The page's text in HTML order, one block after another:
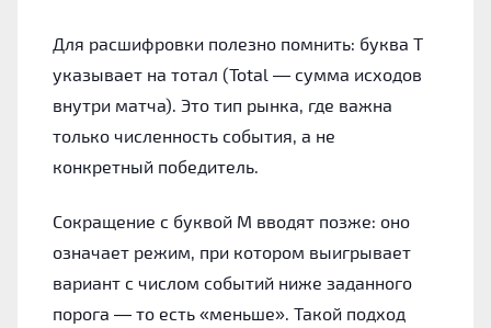
Для расшифровки полезно помнить: буква Т
указывает на тотал (Total — сумма исходов
внутри матча). Это тип рынка, где важна
только численность события, а не
конкретный победитель.
Сокращение с буквой М вводят позже: оно
означает режим, при котором выигрывает
вариант с числом событий ниже заданного
порога — то есть «меньше». Такой подход